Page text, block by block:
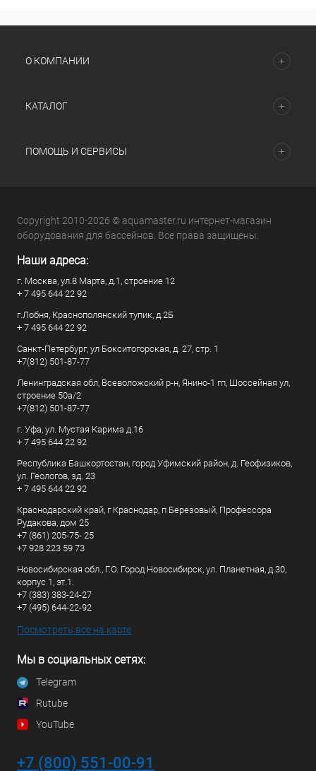
О КОМПАНИИ
КАТАЛОГ
ПОМОЩЬ И СЕРВИСЫ
Copyright 2010-2026 © aquamaster.ru интернет-магазин
оборудования для бассейнов. Все права защищены.
Наши адреса:
г. Москва, ул.8 Марта, д.1, строение 12
+ 7 495 644 22 92
г.Лобня, Краснополянский тупик, д.2Б
+ 7 495 644 22 92
Санкт-Петербург, ул Бокситогорская, д. 27, стр. 1
+7(812) 501-87-77
Ленинградская обл, Всеволожский р-н, Янино-1 гп, Шоссейная ул,
строение 50а/2
+7(812) 501-87-77
г. Уфа, ул. Мустая Карима д.16
+ 7 495 644 22 92
Республика Башкортостан, город Уфимский район, д. Геофизиков,
ул. Геологов, зд. 23
+ 7 495 644 22 92
Краснодарский край, г Краснодар, п Березовый, Профессора
Рудакова, дом 25
+7 (861) 205-75- 25
+7 928 223 59 73
Новосибирская обл., Г.О. Город Новосибирск, ул. Планетная, д.30,
корпус 1, эт.1.
+7 (383) 383-24-27
+7 (495) 644-22-92
Посмотреть все на карте
Мы в социальных сетях:
Telegram
Rutube
YouTube
+7 (800) 551-00-91